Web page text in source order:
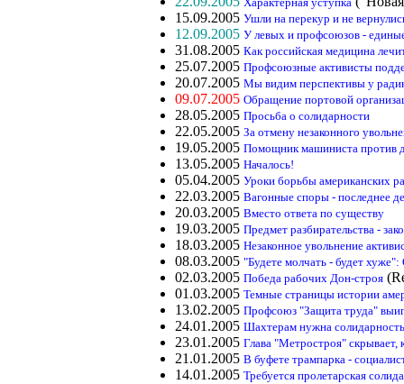
15.09.2005 Ушли на перекур и не
12.09.2005 У левых и профсоюзов -
31.08.2005 Как российская медицина
25.07.2005 Профсоюзные активисты
20.07.2005 Мы видим перспективы у
09.07.2005 Обращение портовой
28.05.2005 Просьба о солидарности
22.05.2005 За отмену незаконного
19.05.2005 Помощник машиниста против
13.05.2005 Началось!
05.04.2005 Уроки борьбы американских
22.03.2005 Вагонные споры - последнее
20.03.2005 Вместо ответа по существу
19.03.2005 Предмет разбирательства -
18.03.2005 Незаконное увольнение
08.03.2005 "Будете молчать - будет
02.03.2005 Победа рабочих Дон-строя
01.03.2005 Темные страницы истории
13.02.2005 Профсоюз "Защита труда"
24.01.2005 Шахтерам нужна солидарность
23.01.2005 Глава "Метростроя" скрывает,
21.01.2005 В буфете трампарка -
14.01.2005 Требуется пролетарская